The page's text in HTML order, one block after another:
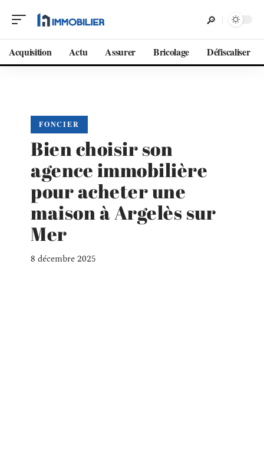
Acquisition Actu Assurer Bricolage Défiscaliser
FONCIER
Bien choisir son
agence immobilière
pour acheter une
maison à Argelès sur
Mer
8 décembre 2025